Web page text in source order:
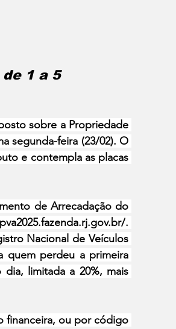
1 a 5
sobre a Propriedade
segunda-feira (23/02). O
e contempla as placas
de Arrecadação do
.
Nacional de Veículos
quem perdeu a primeira
limitada a 20%, mais
financeira, ou por código